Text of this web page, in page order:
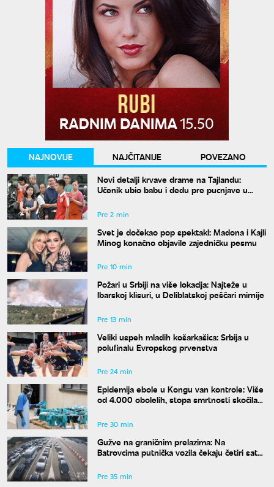
NAJNOVIJE NAJČITANIJE
POVEZANO
Novi detalji krvave drame na Tajlandu:
Učenik ubio babu i dedu pre pucnjave u
Pre 2 min
Svet je dočekao pop spektakl: Madona i Kajli
Minog konačno objavile zajedničku pesmu
Pre 10 min
Požari u Srbiji na više lokacija: Najteže u
Ibarskoj klisuri, u Deliblatskoj peščari mirnije
Pre 13 min
Veliki uspeh mladih košarkašica: Srbija u
polufinalu Evropskog prvenstva
Pre 24 min
Epidemija ebole u Kongu van kontrole: Više
od 4.000 obolelih, stopa smrtnosti skočila
Pre 30 min
Gužve na graničnim prelazima: Na
Batrovcima putnička vozila čekaju četiri sata
Pre 35 min